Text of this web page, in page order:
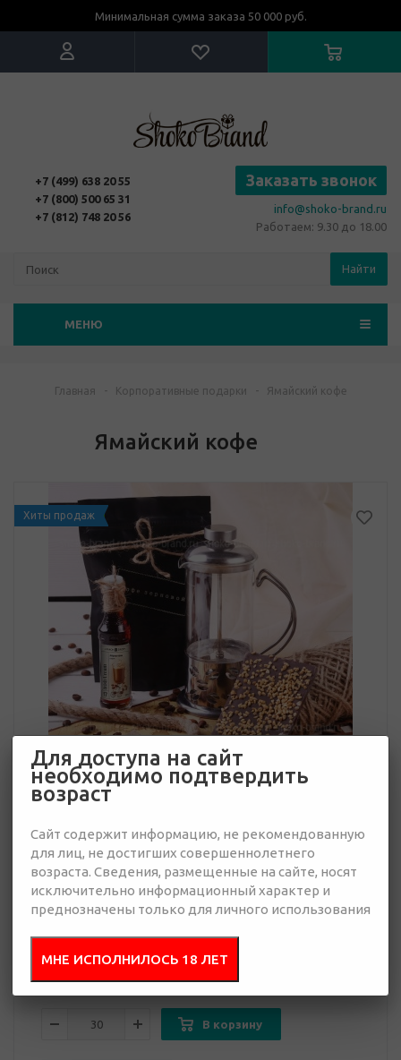
Минимальная сумма заказа 50 000 руб.
+7 (499) 638 20 55
+7 (800) 500 65 31
+7 (812) 748 20 56
Заказать звонок
info@shoko-brand.ru
Работаем: 9.30 до 18.00
Найти
МЕНЮ
Главная - Корпоративные подарки - Ямайский кофе
Ямайский кофе
Хиты продаж
4 420 руб.
Много
Отправить
Добавить в
презентацию
В корзину
Для доступа на сайт
необходимо подтвердить
возраст
Сайт содержит информацию, не рекомендованную
для лиц, не достигших совершеннолетнего
возраста. Сведения, размещенные на сайте, носят
исключительно информационный характер и
преднозначены только для личного использования
МНЕ ИСПОЛНИЛОСЬ 18 ЛЕТ